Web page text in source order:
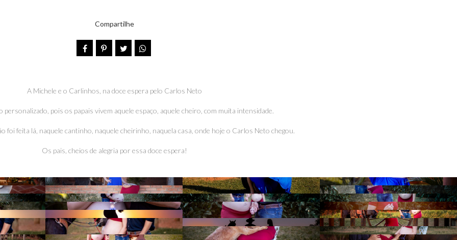
Compartilhe
A Michele e o Carlinhos, na doce espera pelo Carlos Neto
personalizado, pois os papais vivem aquele espaço, aquele cheiro, com muita intensidade.
foi feita lá, naquele cantinho, naquele cheirinho, naquela casa, onde hoje o Carlos Neto chegou.
Os pais, cheios de alegria por essa doce espera!